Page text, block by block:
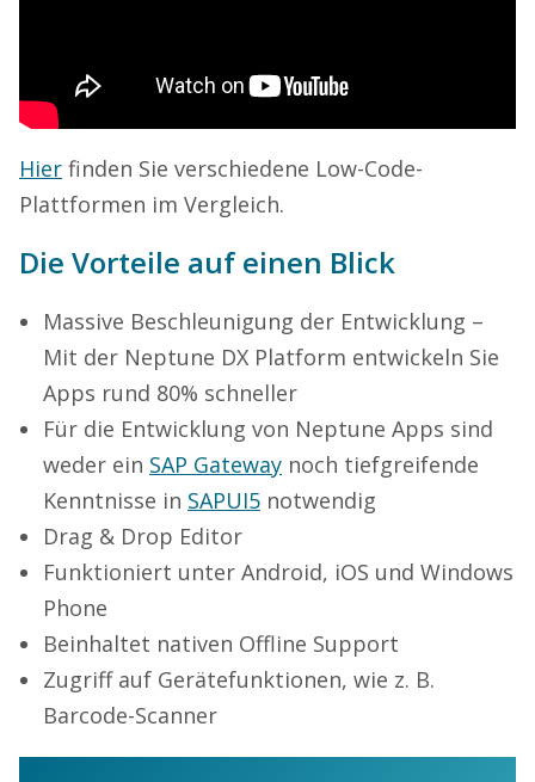
Hier finden Sie verschiedene Low-Code-
Plattformen im Vergleich.
Die Vorteile auf einen Blick
Massive Beschleunigung der Entwicklung –
Mit der Neptune DX Platform entwickeln Sie
Apps rund 80% schneller
Für die Entwicklung von Neptune Apps sind
weder ein SAP Gateway noch tiefgreifende
Kenntnisse in SAPUI5 notwendig
Drag & Drop Editor
Funktioniert unter Android, iOS und Windows
Phone
Beinhaltet nativen Offline Support
Zugriff auf Gerätefunktionen, wie z. B.
Barcode-Scanner